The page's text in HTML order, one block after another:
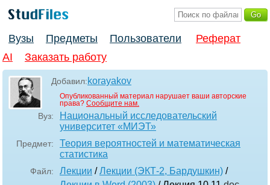
Вузы Предметы Пользователи
Реферат
AI
Заказать работу
Добавил:korayakov
Опубликованный материал нарушает ваши авторские
права? Сообщите нам.
Вуз:
Национальный исследовательский
университет «МИЭТ»
Предмет:
Теория вероятностей и математическая
статистика
Файл: Лекции /Лекции (ЭКТ-2, Бардушкин) /